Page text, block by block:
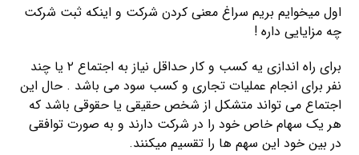
اول میخوایم بریم سراغ معنی کردن شرکت و اینکه ثبت شرکت
چه مزایایی داره !
برای راه اندازی یه کسب و کار حداقل نیاز به اجتماع ۲ یا چند
نفر برای انجام عملیات تجاری و کسب سود می باشد . حال این
اجتماع می تواند متشکل از شخص حقیقی یا حقوقی باشد که
هر یک سهام خاص خود را در شرکت دارند و به صورت توافقی
در بین خود این سهم ها را تقسیم میکنند.